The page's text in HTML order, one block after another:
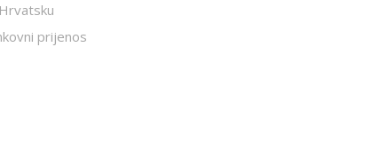
prijenos